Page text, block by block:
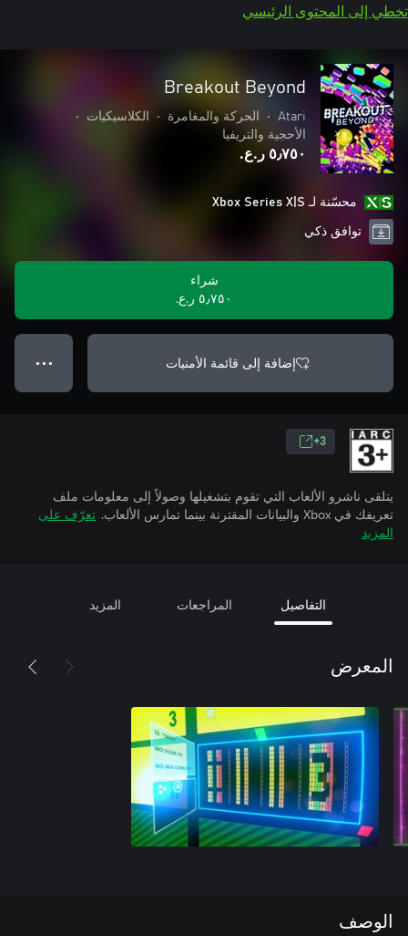
تخطي إلى المحتوى الرئيسي
Breakout Beyond
Atari
• الحركة والمغامرة • الكلاسيكيات
•
الأحجية والتريفيا
٥٫٧٥٠ ر.ع.‏
محسّنة لـ Xbox Series X|S
توافق ذكي
شراء
٥٫٧٥٠ ر.ع.‏
إضافة إلى قائمة الأمنيات ● ● ●
3+
يتلقى ناشرو الألعاب التي تقوم بتشغيلها وصولاً إلى معلومات ملف
تعريفك في Xbox والبيانات المقترنة بينما تمارس الألعاب.
تعرّف على
المزيد
التفاصيل المراجعات المزيد
المعرض
الوصف